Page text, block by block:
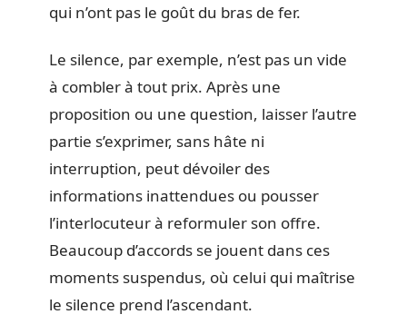
qui n’ont pas le goût du bras de fer.
Le silence, par exemple, n’est pas un vide
à combler à tout prix. Après une
proposition ou une question, laisser l’autre
partie s’exprimer, sans hâte ni
interruption, peut dévoiler des
informations inattendues ou pousser
l’interlocuteur à reformuler son offre.
Beaucoup d’accords se jouent dans ces
moments suspendus, où celui qui maîtrise
le silence prend l’ascendant.